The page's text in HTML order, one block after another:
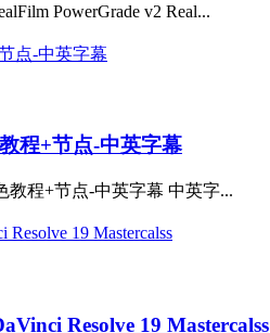
PowerGrade v2 Real...
程+节点-中英字幕
教程+节点-中英字幕 中英字...
Resolve 19 Mastercalss